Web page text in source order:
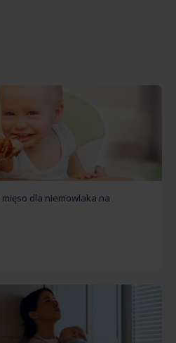
dla niemowlaka na